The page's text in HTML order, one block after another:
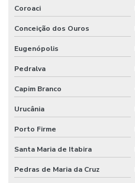
Coroaci
Conceição dos Ouros
Eugenópolis
Pedralva
Capim Branco
Urucânia
Porto Firme
Santa Maria de Itabira
Pedras de Maria da Cruz